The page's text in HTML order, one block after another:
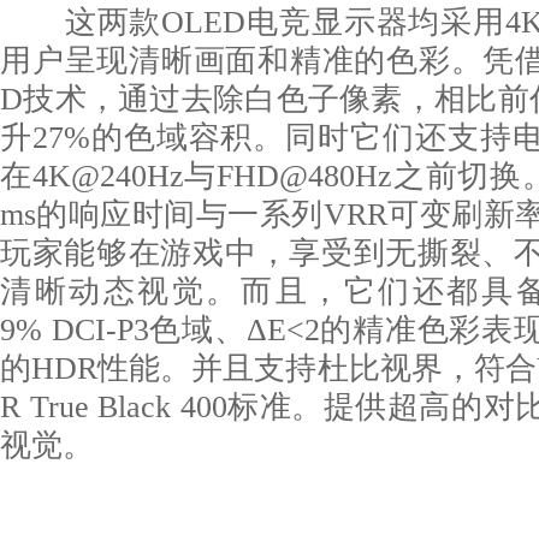
这两款OLED电竞显示器均采用
用户呈现清晰画面和精准的色彩。凭
D技术，通过去除白色子像素，相比
升27%的色域容积。同时它们还支持
在4K@240Hz与FHD@480Hz之前切换
ms的响应时间与一系列VRR可变刷新
玩家能够在游戏中，享受到无撕裂、
清晰动态视觉。而且，它们还都具
9% DCI-P3色域、ΔE<2的精准色彩表
的HDR性能。并且支持杜比视界，符
R True Black 400标准。提供超高的对
视觉。